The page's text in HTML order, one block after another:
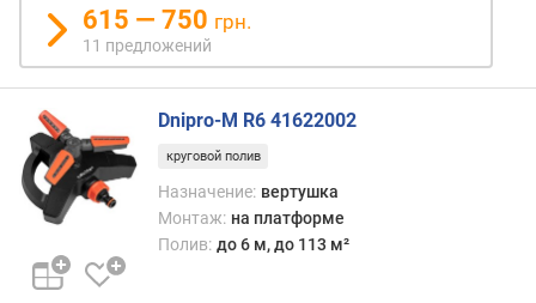
)
м
а
к
с
.
п
л
щ
а
615 — 750 грн.
11 предложений
Dnipro-M R6 41622002
круговой полив
Назначение: вертушка
Монтаж: на платформе
Полив: до 6 м, до 113 м²